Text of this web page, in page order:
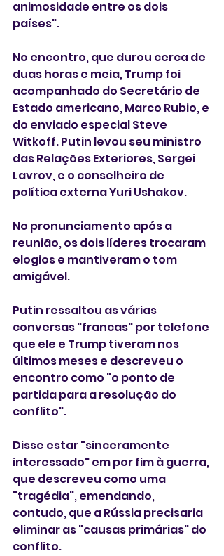
animosidade entre os dois
países".
No encontro, que durou cerca de
duas horas e meia, Trump foi
acompanhado do Secretário de
Estado americano, Marco Rubio, e
do enviado especial Steve
Witkoff. Putin levou seu ministro
das Relações Exteriores, Sergei
Lavrov, e o conselheiro de
política externa Yuri Ushakov.
No pronunciamento após a
reunião, os dois líderes trocaram
elogios e mantiveram o tom
amigável.
Putin ressaltou as várias
conversas "francas" por telefone
que ele e Trump tiveram nos
últimos meses e descreveu o
encontro como "o ponto de
partida para a resolução do
conflito".
Disse estar "sinceramente
interessado" em por fim à guerra,
que descreveu como uma
"tragédia", emendando,
contudo, que a Rússia precisaria
eliminar as "causas primárias" do
conflito.